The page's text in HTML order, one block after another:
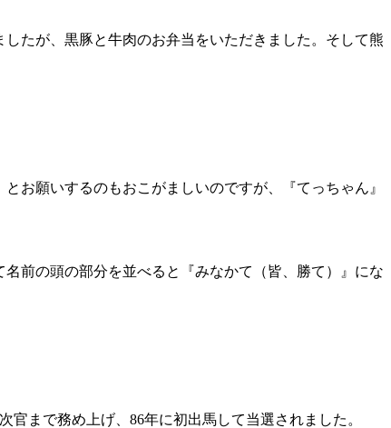
たが、黒豚と牛肉のお弁当をいただきました。そして熊
お願いするのもおこがましいのですが、『てっちゃん』
前の頭の部分を並べると『みなかて（皆、勝て）』にな
まで務め上げ、86年に初出馬して当選されました。